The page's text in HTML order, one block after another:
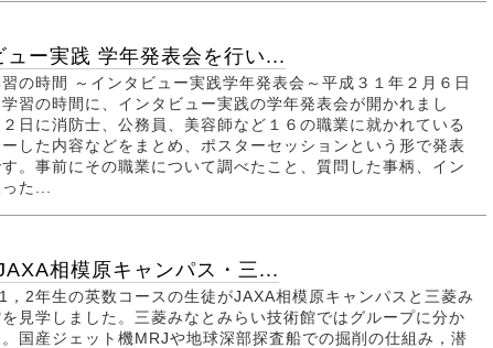
ュー実践 学年発表会を行い...
の時間 ～インタビュー実践学年発表会～平成３１年２月６日
学習の時間に、インタビュー実践の学年発表会が開かれまし
日に消防士、公務員、美容師など１６の職業に就かれている
した内容などをまとめ、ポスターセッションという形で発表
。事前にその職業について調べたこと、質問した事柄、イン
た...
相模原キャンパス・三...
2年生の英数コースの生徒がJAXA相模原キャンパスと三菱み
見学しました。三菱みなとみらい技術館ではグループに分か
国産ジェット機MRJや地球深部探査船での掘削の仕組み，潜